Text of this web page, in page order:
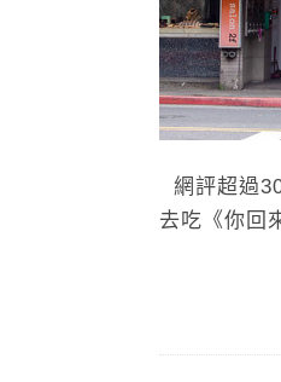
網評超過
去吃《你回